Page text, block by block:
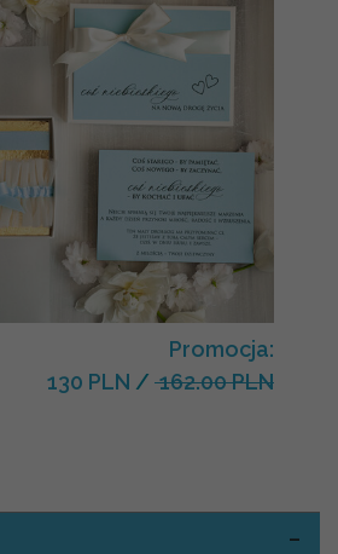
Promocja:
130 PLN / 162.00 PLN